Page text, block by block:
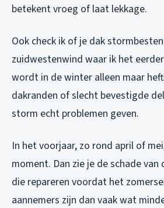
betekent vroeg of laat lekkage.
Ook check ik of je dak
zuidwestenwind waar ik het
wordt in de winter alleen maar
dakranden of slecht bevestigde
storm echt problemen geven.
In het voorjaar, zo rond april of
moment. Dan zie je de schade
die repareren voordat het
aannemers zijn dan vaak wat